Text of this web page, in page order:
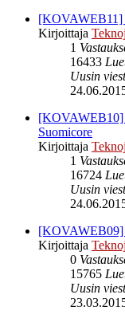
[KOVAWEB11]
Kirjoittaja
1
16433
Uusin
[KOVAWEB10]
Suomicore
Kirjoittaja
1
16724
Uusin
[KOVAWEB09]
Kirjoittaja
0
15765
Uusin